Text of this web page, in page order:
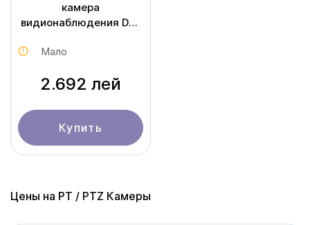
камера
видионаблюдения DS-
Мало
2.692 лей
Купить
Цены на PT / PTZ Камеры